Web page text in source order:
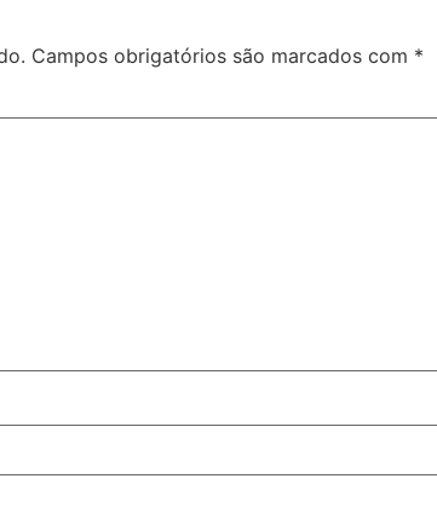
Campos obrigatórios são marcados com *